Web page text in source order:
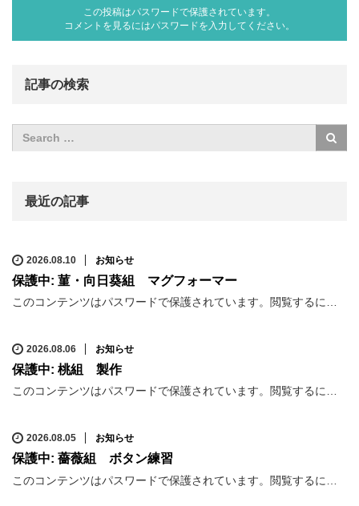
この投稿はパスワードで保護されています。
コメントを見るにはパスワードを入力してください。
記事の検索
最近の記事
2026.08.10 お知らせ
保護中: 菫・向日葵組 マグフォーマー
このコンテンツはパスワードで保護されています。閲覧するに…
2026.08.06 お知らせ
保護中: 桃組 製作
このコンテンツはパスワードで保護されています。閲覧するに…
2026.08.05 お知らせ
保護中: 薔薇組 ボタン練習
このコンテンツはパスワードで保護されています。閲覧するに…